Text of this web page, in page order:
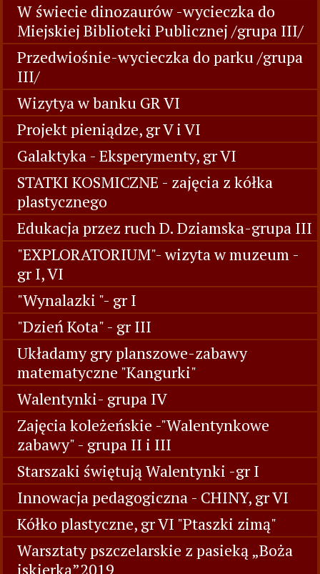
W świecie dinozaurów -wycieczka do
Miejskiej Biblioteki Publicznej /grupa III/
Przedwiośnie-wycieczka do parku /grupa
III/
Wizytya w banku GR VI
Projekt pieniądze, gr V i VI
Galaktyka - Eksperymenty, gr VI
STATKI KOSMICZNE - zajęcia z kółka
plastycznego
Edukacja przez ruch D. Dziamska-grupa III
"EXPLORATORIUM"- wizyta w muzeum -
gr I, VI
"Wynalazki "- gr I
"Dzień Kota" - gr III
Układamy gry planszowe-zabawy
matematyczne "Kangurki"
Walentynki- grupa IV
Zajęcia koleżeńskie -"Walentynkowe
zabawy" - grupa II i III
Starszaki świętują Walentynki -gr I
Innowacja pedagogiczna - CHINY, gr VI
Kółko plastyczne, gr VI "Ptaszki zimą"
Warsztaty pszczelarskie z pasieką „Boża
iskierka”2019